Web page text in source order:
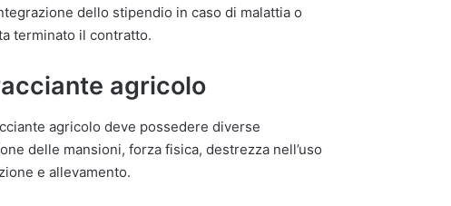
dello stipendio in caso di malattia o
terminato il contratto.
agricolo
agricolo deve possedere diverse
delle mansioni, forza fisica, destrezza nell’uso
e allevamento.